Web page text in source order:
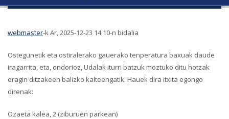
webmaster-k Ar, 2025-12-23 14:10-n bidalia
Ostegunetik eta ostiralerako gauerako tenperatura baxuak daude
iragarrita, eta, ondorioz, Udalak iturri batzuk moztuko ditu hotzak
eragin ditzakeen balizko kalteengatik. Hauek dira itxita egongo
direnak:
Ozaeta kalea, 2 (ziburuen parkean)